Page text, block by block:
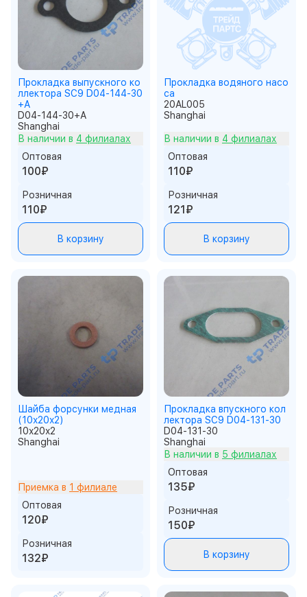
Прокладка выпускного ко
ллектора SC9 D04-144-30
+A
D04-144-30+A
Shanghai
В наличии в 4 филиалах
Оптовая
100₽
Розничная
110₽
В корзину
Прокладка водяного насо
са
20AL005
Shanghai
В наличии в 4 филиалах
Оптовая
110₽
Розничная
121₽
В корзину
Шайба форсунки медная
(10x20x2)
10x20x2
Shanghai
Приемка в 1 филиале
Оптовая
120₽
Розничная
132₽
Прокладка впускного кол
лектора SC9 D04-131-30
D04-131-30
Shanghai
В наличии в 5 филиалах
Оптовая
135₽
Розничная
150₽
В корзину